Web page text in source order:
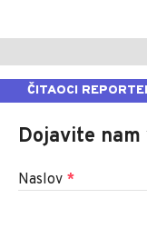
ČITAOCI
Dojavite
Naslov *